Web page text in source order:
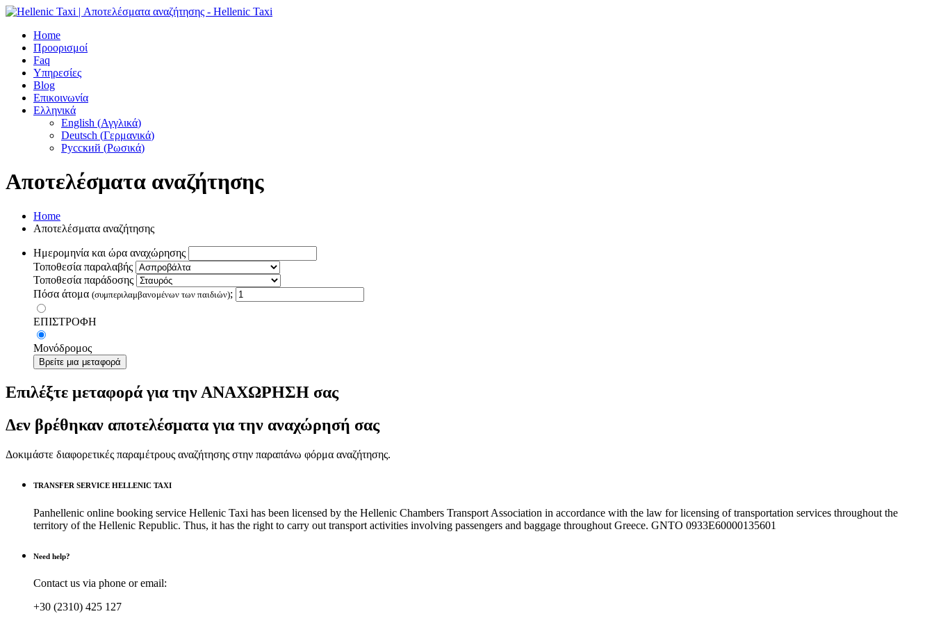
Home
Προορισμοί
Faq
Υπηρεσίες
Blog
Επικοινωνία
Ελληνικά
English (Αγγλικά)
Deutsch (Γερμανικά)
Русский (Ρωσικά)
Αποτελέσματα αναζήτησης
Home
Αποτελέσματα αναζήτησης
Ημερομηνία και ώρα αναχώρησης
Τοποθεσία παραλαβής
Τοποθεσία παράδοσης
Πόσα άτομα (συμπεριλαμβανομένων των παιδιών);
ΕΠΙΣΤΡΟΦΗ
Μονόδρομος
Βρείτε μια μεταφορά
Επιλέξτε μεταφορά για την ΑΝΑΧΩΡΗΣΗ σας
Δεν βρέθηκαν αποτελέσματα για την αναχώρησή σας
Δοκιμάστε διαφορετικές παραμέτρους αναζήτησης στην παραπάνω φόρμα αναζήτησης.
TRANSFER SERVICE HELLENIC TAXI
Panhellenic online booking service Hellenic Taxi has been licensed by the Hellenic Chambers Transport Association in accordance with the law for licensing of transportation services throughout the
territory of the Hellenic Republic. Thus, it has the right to carry out transport activities involving passengers and baggage throughout Greece. GNTO 0933Ε60000135601
Need help?
Contact us via phone or email:
+30 (2310) 425 127